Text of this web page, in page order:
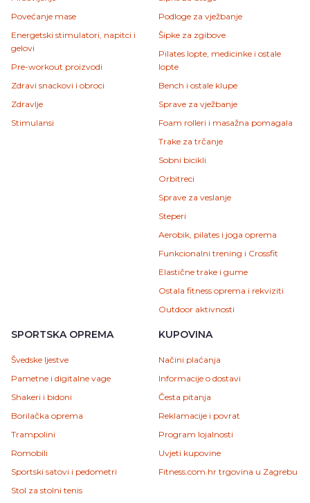
Povećanje mase
Energetski stimulatori, napitci i
gelovi
Pre-workout proizvodi
Zdravi snackovi i obroci
Zdravlje
Stimulansi
Podloge za vježbanje
Šipke za zgibove
Pilates lopte, medicinke i ostale
lopte
Bench i ostale klupe
Sprave za vježbanje
Foam rolleri i masažna pomagala
Trake za trčanje
Sobni bicikli
Orbitreci
Sprave za veslanje
Steperi
Aerobik, pilates i joga oprema
Funkcionalni trening i Crossfit
Elastične trake i gume
Ostala fitness oprema i rekviziti
Outdoor aktivnosti
SPORTSKA OPREMA
Švedske ljestve
Pametne i digitalne vage
Shakeri i bidoni
Borilačka oprema
Trampolini
Romobili
Sportski satovi i pedometri
Stol za stolni tenis
KUPOVINA
Načini plaćanja
Informacije o dostavi
Česta pitanja
Reklamacije i povrat
Program lojalnosti
Uvjeti kupovine
Fitness.com.hr trgovina u Zagrebu